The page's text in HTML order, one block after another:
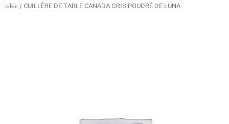
table / CUILLÈRE DE TABLE CANADA GRIS POUDRÉ DE LUNA